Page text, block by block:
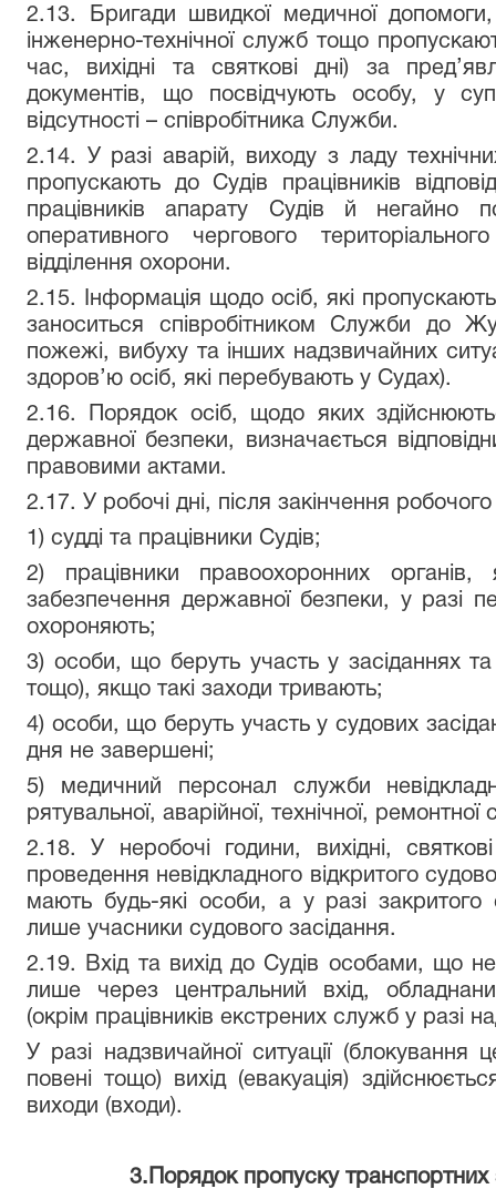
2.13. Бригади швидкої медичної допомоги,
інженерно-технічної служб тощо
час, вихідні та святкові дні) за
документів, що посвідчують особу, у
відсутності – співробітника Служби.
2.14. У разі аварій, виходу з ладу
пропускають до Судів працівників
працівників апарату Судів й негайно
оперативного чергового
відділення охорони.
2.15. Інформація щодо осіб, які
заноситься співробітником Служби до
пожежі, вибуху та інших надзвичайних
здоров’ю осіб, які перебувають у Судах).
2.16. Порядок осіб, щодо яких
державної безпеки, визначається
правовими актами.
2.17. У робочі дні, після закінчення
1) судді та працівники Судів;
2) працівники правоохоронних органів,
забезпечення державної безпеки, у разі
охороняють;
3) особи, що беруть участь у засіданнях
тощо), якщо такі заходи тривають;
4) особи, що беруть участь у судових
дня не завершені;
5) медичний персонал служби
рятувальної, аварійної, технічної,
2.18. У неробочі години, вихідні,
проведення невідкладного відкритого
мають будь-які особи, а у разі закритого
лише учасники судового засідання.
2.19. Вхід та вихід до Судів особами, що
лише через центральний вхід,
(окрім працівників екстрених служб у разі
У разі надзвичайної ситуації (блокування
повені тощо) вихід (евакуація)
виходи (входи).
3.Порядок пропуску транспортних